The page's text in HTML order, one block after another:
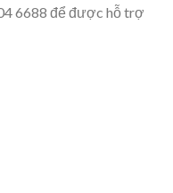
6688 để được hỗ trợ